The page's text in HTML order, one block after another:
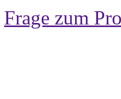
Frage zum